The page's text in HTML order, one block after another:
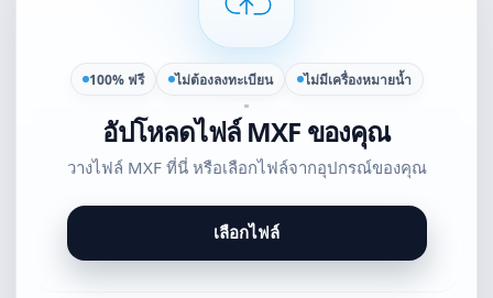
100% ฟรี ไม่ต้องลงทะเบียน ไม่มีเครื่องหมายน้ำ
อัปโหลดไฟล์ MXF ของคุณ
วางไฟล์ MXF ที่นี่ หรือเลือกไฟล์จากอุปกรณ์ของคุณ
เลือกไฟล์